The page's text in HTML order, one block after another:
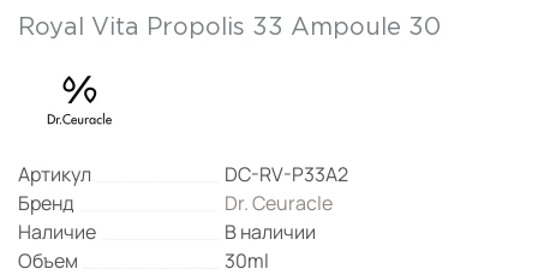
Royal Vita Propolis 33 Ampoule 30
Артикул
DC-RV-P33A2
Бренд
Dr. Ceuracle
Наличие
В наличии
Объем
30ml